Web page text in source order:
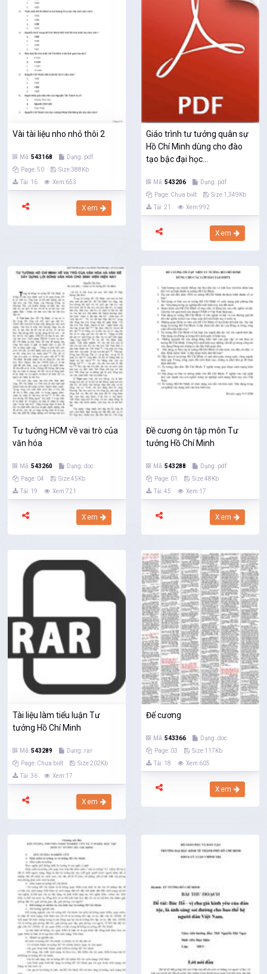
Vài tài liệu nho nhỏ thôi 2
Mã:543168
Dạng:.pdf
Page: 50
Size:388Kb
Tải: 16
Xem:653
Xem
Giáo trình tư tưởng quân sự
Hồ Chí Minh dùng cho đào
tạo bậc đại học...
Mã:543206
Dạng:.pdf
Page: Chưa biết
Size:1,349Kb
Tải: 21
Xem:992
Xem
Tư tưởng HCM về vai trò của
văn hóa
Mã:543260
Dạng:.doc
Page: 04
Size:45Kb
Tải: 19
Xem:721
Xem
Đề cương ôn tập môn Tư
tưởng Hồ Chí Minh
Mã:543288
Dạng:.pdf
Page: 01
Size:48Kb
Tải: 45
Xem:17
Xem
Tài liệu làm tiểu luận Tư
tưởng Hồ Chí Minh
Mã:543289
Dạng:.rar
Page: Chưa biết
Size:202Kb
Tải: 36
Xem:17
Xem
Đế cương
Mã:543366
Dạng:.doc
Page: 03
Size:117Kb
Tải: 18
Xem:605
Xem